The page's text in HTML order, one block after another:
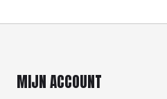
MIJN ACCOUNT